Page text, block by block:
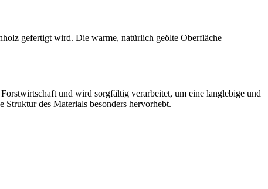
gefertigt wird. Die warme, natürlich geölte Oberfläche
und wird sorgfältig verarbeitet, um eine langlebige und
des Materials besonders hervorhebt.